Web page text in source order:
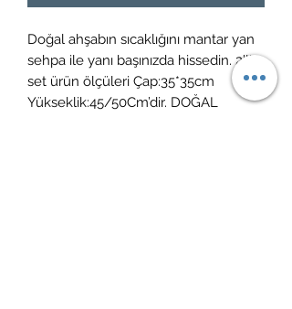
Doğal ahşabın sıcaklığını mantar yan
sehpa ile yanı başınızda hissedin. 2’li
set ürün ölçüleri Çap:35*35cm
Yükseklik:45/50Cm’dir. DOĞAL